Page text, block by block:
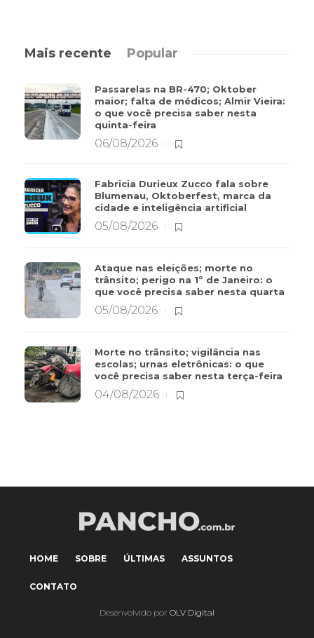
Mais recente Popular
Passarelas na BR-470; Oktober
maior; falta de médicos; Almir Vieira:
o que você precisa saber nesta
quinta-feira
06/08/2026
Fabricia Durieux Zucco fala sobre
Blumenau, Oktoberfest, marca da
cidade e inteligência artificial
05/08/2026
Ataque nas eleições; morte no
trânsito; perigo na 1º de Janeiro: o
que você precisa saber nesta quarta
05/08/2026
Morte no trânsito; vigilância nas
escolas; urnas eletrônicas: o que
você precisa saber nesta terça-feira
04/08/2026
HOME SOBRE ÚLTIMAS ASSUNTOS
CONTATO
Desenvolvido por OLV Digital